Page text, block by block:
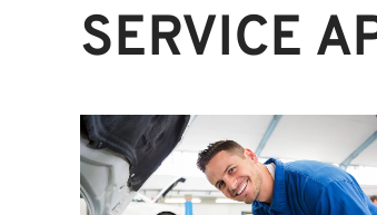
SERVICE